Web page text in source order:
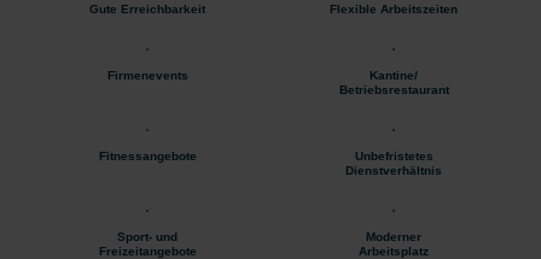
Gute Erreichbarkeit Flexible Arbeitszeiten
Firmenevents
Kantine/
Betriebsrestaurant
Fitnessangebote
Unbefristetes
Dienstverhältnis
Sport- und
Freizeitangebote
Moderner
Arbeitsplatz